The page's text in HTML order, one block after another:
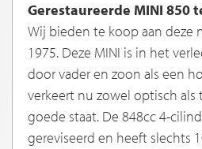
Gerestaureerde MINI 850
Wij bieden te koop aan deze
1975. Deze MINI is in het
door vader en zoon als een
verkeert nu zowel optisch als
goede staat. De 848cc 4-
gereviseerd en heeft slechts